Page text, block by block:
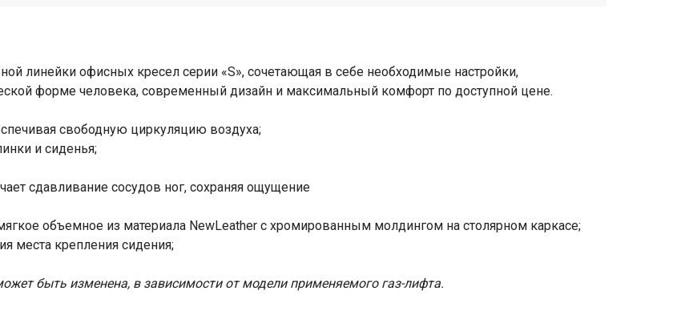
линейки офисных кресел серии «S», сочетающая в себе необходимые настройки,
форме человека, современный дизайн и максимальный комфорт по доступной цене.
свободную циркуляцию воздуха;
и сиденья;
сдавливание сосудов ног, сохраняя ощущение
объемное из материала NewLeather с хромированным молдингом на столярном каркасе;
места крепления сидения;
быть изменена, в зависимости от модели применяемого газ-лифта.